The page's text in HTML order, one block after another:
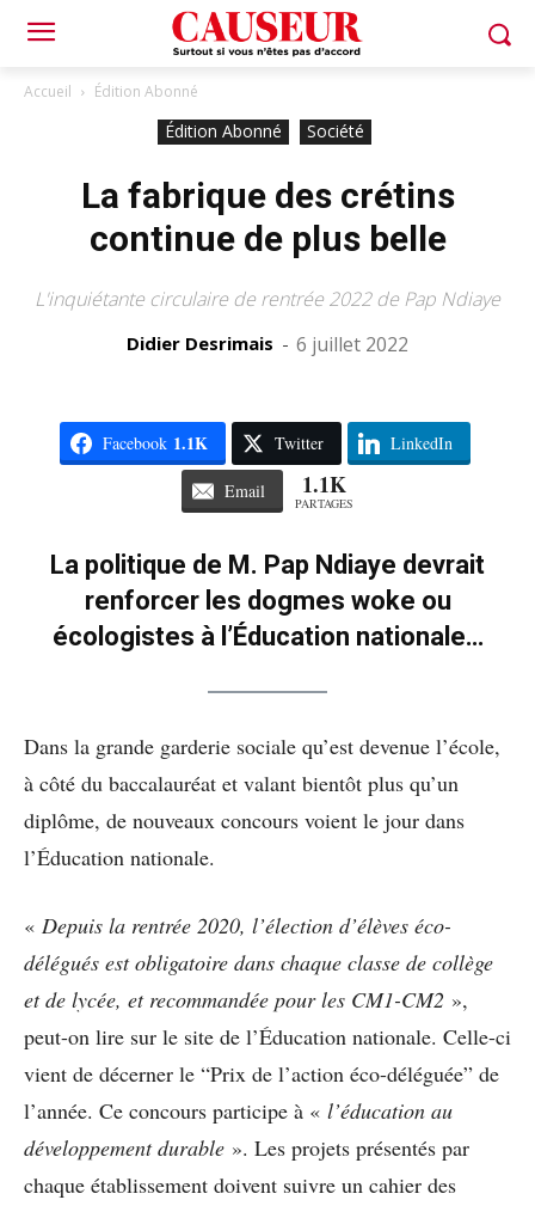
Accueil Édition Abonné
Édition Abonné Société
La fabrique des crétins
continue de plus belle
L'inquiétante circulaire de rentrée 2022 de Pap Ndiaye
Didier Desrimais - 6 juillet 2022
Facebook 1.1K Twitter LinkedIn
Email 1.1K
PARTAGES
La politique de M. Pap Ndiaye devrait
renforcer les dogmes woke ou
écologistes à l’Éducation nationale…
Dans la grande garderie sociale qu’est devenue l’école,
à côté du baccalauréat et valant bientôt plus qu’un
diplôme, de nouveaux concours voient le jour dans
l’Éducation nationale.
« Depuis la rentrée 2020, l’élection d’élèves éco-
délégués est obligatoire dans chaque classe de collège
et de lycée, et recommandée pour les CM1-CM2 »,
peut-on lire sur le site de l’Éducation nationale. Celle-ci
vient de décerner le “Prix de l’action éco-déléguée” de
l’année. Ce concours participe à « l’éducation au
développement durable ». Les projets présentés par
chaque établissement doivent suivre un cahier des